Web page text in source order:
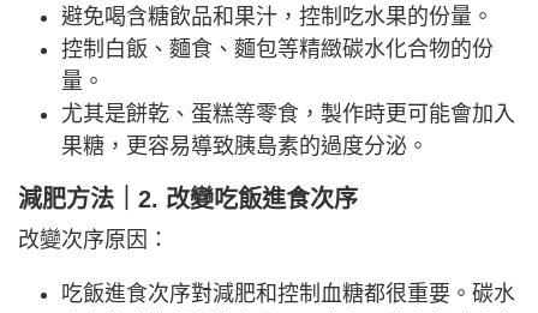
避免喝含糖飲品和果汁，控制吃水果的份量。
控制白飯、麵食、麵包等精緻碳水化合物的份
量。
尤其是餅乾、蛋糕等零食，製作時更可能會加入
果糖，更容易導致胰島素的過度分泌。
減肥方法｜2. 改變吃飯進食次序
改變次序原因：
吃飯進食次序對減肥和控制血糖都很重要。碳水